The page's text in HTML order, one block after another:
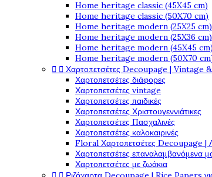
Home heritage classic (45X45 cm)
Home heritage classic (50X70 cm)
Home heritage modern (25X25 cm)
Home heritage modern (25X36 cm)
Home heritage modern (45X45
Home heritage modern (50X70
  Χαρτοπετσέτες Decoupage | Vintage &
Χαρτοπετσέτες διάφορες
Χαρτοπετσέτες vintage
Χαρτοπετσέτες παιδικές
Χαρτοπετσέτες Χριστουγεννιάτικες
Χαρτοπετσέτες Πασχαλινές
Χαρτοπετσέτες καλοκαιρινές
Floral Χαρτοπετσέτες Decoupage |
Χαρτοπετσέτες επαναλαμβανόμενα
Χαρτοπετσέτες με ζωάκια